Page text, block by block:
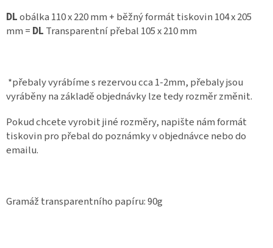
DLobálka 110 x 220 mm + běžný formát tiskovin 104 x 205
mm = DL Transparentní přebal 105 x 210 mm
*přebaly vyrábíme s rezervou cca 1-2mm, přebaly jsou
vyráběny na základě objednávky lze tedy rozměr změnit.
Pokud chcete vyrobit jiné rozměry, napište nám formát
tiskovin pro přebal do poznámky v objednávce nebo do
emailu.
Gramáž transparentního papíru: 90g